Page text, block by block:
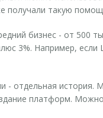
получали такую
бизнес - от 500
3%. Например,
- отдельная история.
платформ.